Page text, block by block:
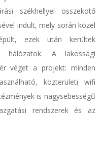
székhellyel összekötő
indult, mely során közel
ezek után kerültek
hálózatok. A lakossági
véget a projekt: minden
közterületi wifi
is nagysebességű
rendszerek és az